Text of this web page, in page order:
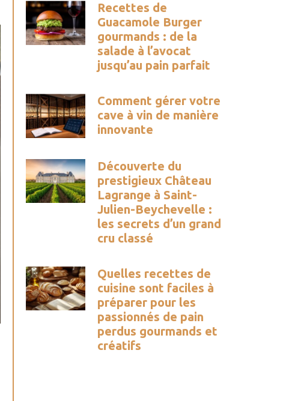
Recettes de
Guacamole Burger
gourmands : de la
salade à l’avocat
jusqu’au pain parfait
Comment gérer votre
cave à vin de manière
innovante
Découverte du
prestigieux Château
Lagrange à Saint-
Julien-Beychevelle :
les secrets d’un grand
cru classé
Quelles recettes de
cuisine sont faciles à
préparer pour les
passionnés de pain
perdus gourmands et
créatifs